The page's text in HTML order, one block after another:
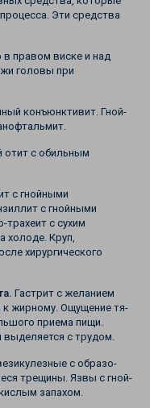
Эти средства
правом виске и над
головы при
конъюнктивит. Гной­
отит с обильным
с гнойными
с гнойными
с сухим
холоде. Круп,
хирургического
Гастрит с желанием
к жирному. Ощущение тя­
приема пищи.
выделяется с трудом.
с образо­
трещины. Язвы с гной­
запахом.